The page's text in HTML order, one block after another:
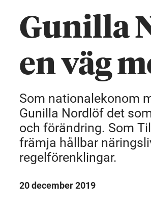
Gunilla
en väg
Som nationalekonom
Gunilla Nordlöf det
och förändring. Som
främja hållbar
regelförenklingar.
20 december 2019